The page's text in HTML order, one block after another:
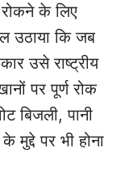
रोकने के लिए
उठाया कि जब
उसे राष्ट्रीय
पर पूर्ण रोक
बिजली, पानी
पर भी होना